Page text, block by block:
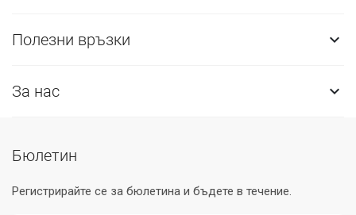
Полезни връзки 
За нас 
Бюлетин
Регистрирайте се за бюлетина и бъдете в течение.